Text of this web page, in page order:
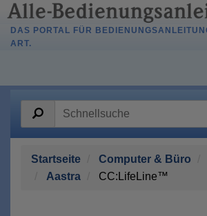
DAS PORTAL FÜR
ART.
Startseite Computer & Büro
Aastra
CC:LifeLine™